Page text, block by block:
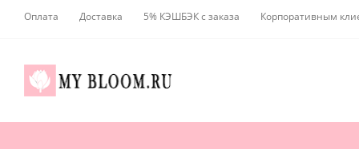
Оплата Доставка 5% КЭШБЭК с заказа Корпоративным